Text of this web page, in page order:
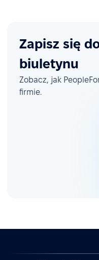
Zapisz się
biuletynu
Zobacz, jak
firmie.